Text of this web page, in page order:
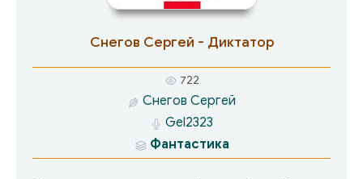
Снегов Сергей - Диктатор
722
Снегов Сергей
Gel2323
Фантастика